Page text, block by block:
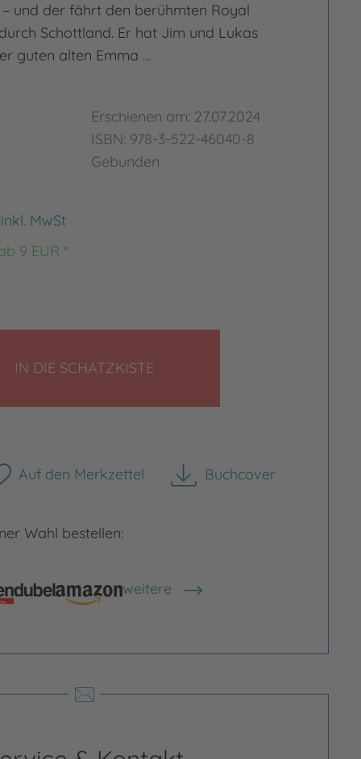
und der fährt den berühmten Royal
Schottland. Er hat Jim und Lukas
guten alten Emma …
Erschienen am: 27.07.2024
ISBN: 978-3-522-46040-8
Gebunden
inkl. MwSt
9 EUR *
IN DIE SCHATZKISTE
Auf den Merkzettel Buchcover
herunterladen
Wahl bestellen:
weitere
Shops anzeigen
Weber